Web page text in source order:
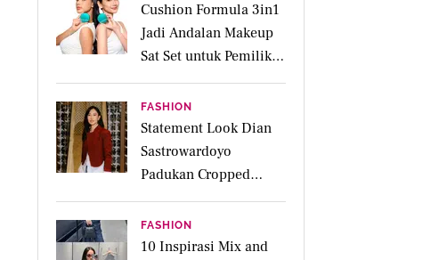
Cushion Formula 3in1
Jadi Andalan Makeup
Sat Set untuk Pemilik
Kulit Acne Prone
FASHION
Statement Look Dian
Sastrowardoyo
Padukan Cropped
Beskap dan Ripped
Jeans, Hadirkan Pesona
Kartini yang Edgy
FASHION
10 Inspirasi Mix and